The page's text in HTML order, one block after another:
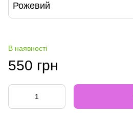
Рожевий
В наявності
550 грн